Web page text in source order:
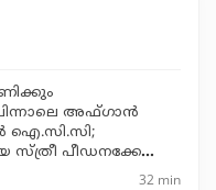
അഫ്ഗാന്‍
ഐ.സി.സി;
സ്ത്രീ പീഡനക്കേസ്
32 min